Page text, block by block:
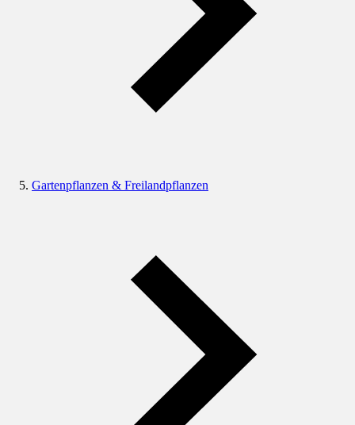
Gartenpflanzen & Freilandpflanzen